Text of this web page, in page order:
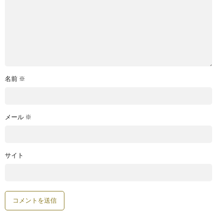
名前 ※
メール ※
サイト